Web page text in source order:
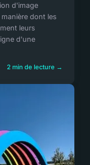
d'image
dont les
leurs
d'une
2 min de lecture →